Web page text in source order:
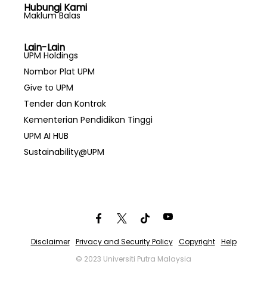
Hubungi Kami
Maklum Balas
Lain-Lain
UPM Holdings
Nombor Plat UPM
Give to UPM
Tender dan Kontrak
Kementerian Pendidikan Tinggi
UPM AI HUB
Sustainability@UPM
Disclaimer Privacy and Security Policy Copyright
Help
© 2023 Universiti Putra Malaysia